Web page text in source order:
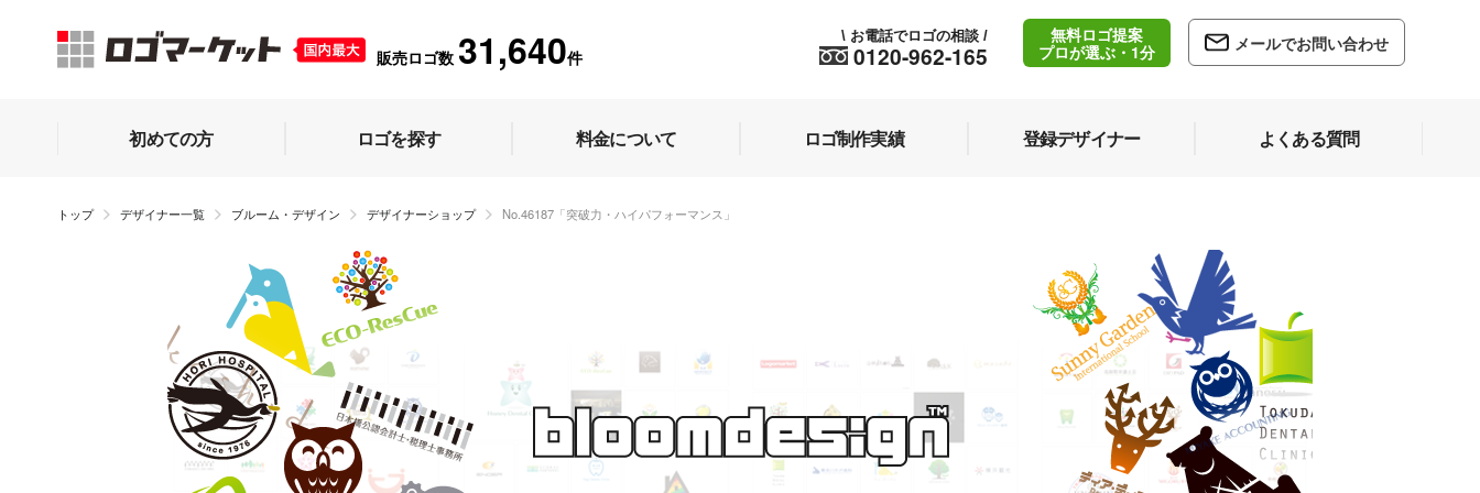
販売ロゴ数 31,640件 0120-962-165
\ お電話でロゴの相談 /
無料ロゴ提案
プロが選ぶ・1分
メールでお問い合わせ
初めての方 ロゴを探す 料金について ロゴ制作実績 登録デザイナー よくある質問
トップ デザイナー一覧 ブルーム・デザイン デザイナーショップ No.46187「突破力・ハイパフォーマンス」